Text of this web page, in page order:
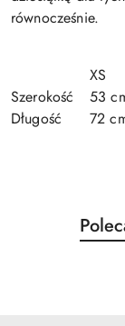
równocześnie.
XS
Szerokość
53
Długość
72
Pomiń
o